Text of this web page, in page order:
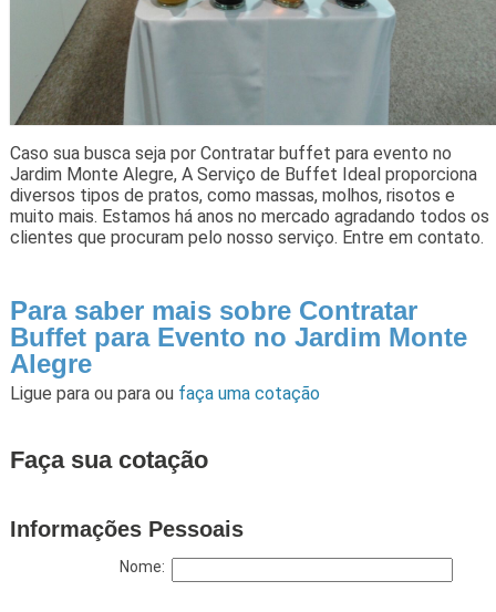
Caso sua busca seja por Contratar buffet para evento no
Jardim Monte Alegre, A Serviço de Buffet Ideal proporciona
diversos tipos de pratos, como massas, molhos, risotos e
muito mais. Estamos há anos no mercado agradando todos os
clientes que procuram pelo nosso serviço. Entre em contato.
Para saber mais sobre Contratar
Buffet para Evento no Jardim Monte
Alegre
Ligue para ou para ou faça uma cotação
Faça sua cotação
Informações Pessoais
Nome: